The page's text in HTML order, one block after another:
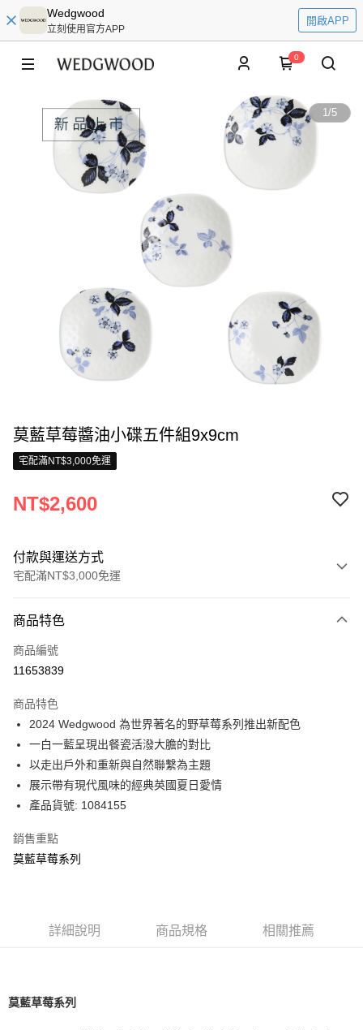
Wedgwood
立刻使用官方APP
開啟APP
0
1/5
莫藍草莓醬油小碟五件組9x9cm
宅配滿NT$3,000免運
NT$2,600
付款與運送方式
宅配滿NT$3,000免運
信用卡一次付款
信用卡分期付款
合作金庫商業銀行
華南商業銀行
彰化商業銀行
上海商業儲蓄銀行
台北富邦商業銀行
國泰世華商業銀行
兆豐國際商業銀行
臺灣中小企業銀行
台中商業銀行
匯豐（台灣）商業銀行
聯邦商業銀行
元大商業銀行
台新國際商業銀行
Apple Pay
街口支付
Google Pay
運送方式
商品特色
商品編號
11653839
商品特色
2024 Wedgwood 為世界著名的野草莓系列推出新配色
一白一藍呈現出餐瓷活潑大膽的對比
以走出戶外和重新與自然聯繫為主題
展示帶有現代風味的經典英國夏日愛情
產品貨號: 1084155
銷售重點
莫藍草莓系列
詳細說明 商品規格 相關推薦
莫藍草莓系列